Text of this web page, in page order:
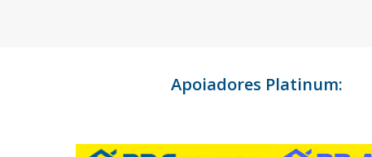
Apoiadores Platinum: